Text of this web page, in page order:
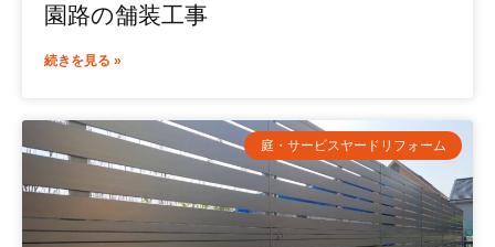
園路の舗装工事
続きを見る »
庭・サービスヤードリフォーム